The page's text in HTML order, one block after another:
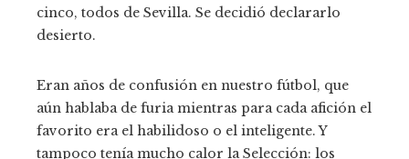
cinco, todos de Sevilla. Se decidió declararlo
desierto.
Eran años de confusión en nuestro fútbol, que
aún hablaba de furia mientras para cada afición el
favorito era el habilidoso o el inteligente. Y
tampoco tenía mucho calor la Selección: los